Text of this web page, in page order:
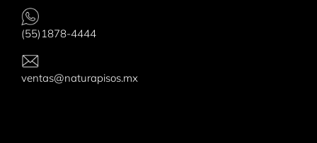
(55)1878-4444
ventas@naturapisos.mx